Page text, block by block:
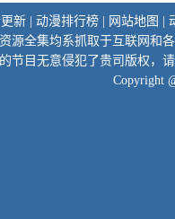
新 动漫排行榜 网站地图
源全集均系抓取于互联网和
节目无意侵犯了贵司版权，
Copyright